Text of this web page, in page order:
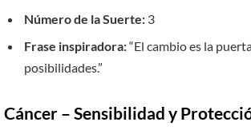
Número de la Suerte: 3
Frase inspiradora:“El cambio es la
posibilidades.”
Cáncer – Sensibilidad y